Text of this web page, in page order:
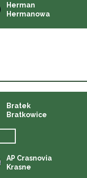
Herman
Hermanowa
Bratek
Bratkowice
AP Crasnovia
Krasne